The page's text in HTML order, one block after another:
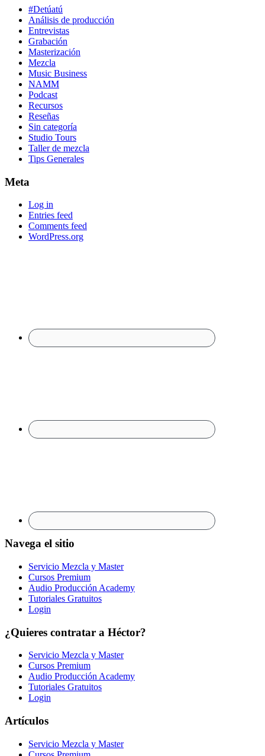
#Detúatú
Análisis de producción
Entrevistas
Grabación
Masterización
Mezcla
Music Business
NAMM
Podcast
Recursos
Reseñas
Sin categoría
Studio Tours
Taller de mezcla
Tips Generales
Meta
Log in
Entries feed
Comments feed
WordPress.org
Navega el sitio
Servicio Mezcla y Master
Cursos Premium
Audio Producción Academy
Tutoriales Gratuitos
Login
¿Quieres contratar a Héctor?
Servicio Mezcla y Master
Cursos Premium
Audio Producción Academy
Tutoriales Gratuitos
Login
Artículos
Servicio Mezcla y Master